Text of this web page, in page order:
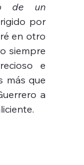
de un
por
en otro
siempre
e
más que
a